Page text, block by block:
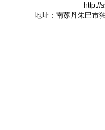
http://
地址：南苏丹朱巴市